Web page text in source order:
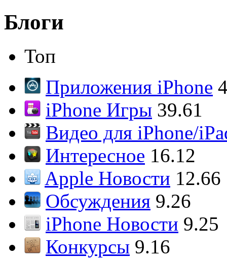
Блоги
Топ
Приложения iPhone
iPhone Игры 39.61
Видео для iPhone/
Интересное 16.12
Apple Новости 12.66
Обсуждения 9.26
iPhone Новости 9.25
Конкурсы 9.16